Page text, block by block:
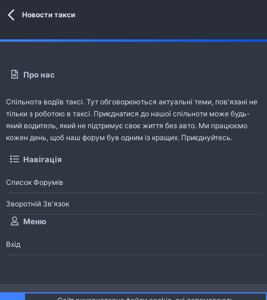
Новости такси
Про нас
Спільнота водіїв таксі. Тут обговорюються актуальні теми, пов'язані не
тільки з роботою в таксі. Приєднатися до нашої спільноти може будь-
який водитель, який не підтримує своє життя без авто. Ми працюємо
кожен день, щоб наш форум був одним із кращих. Приєднуйтесь.
Навігація
Список Форумів
Зворотній Зв'язок
Меню
Вхід
Community platform by XenForo® © 2010-2026 XenForo Ltd.